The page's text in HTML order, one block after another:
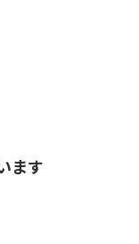
ます